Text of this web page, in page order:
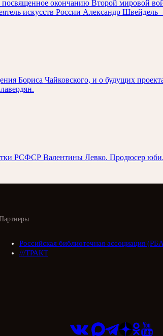
окончанию Второй мировой
искусств России Александр
Бориса Чайковского, и о будущих
РСФСР Валентины Левко. Продюсер
Российская библиотечная ассоциация
///ТРАКТ